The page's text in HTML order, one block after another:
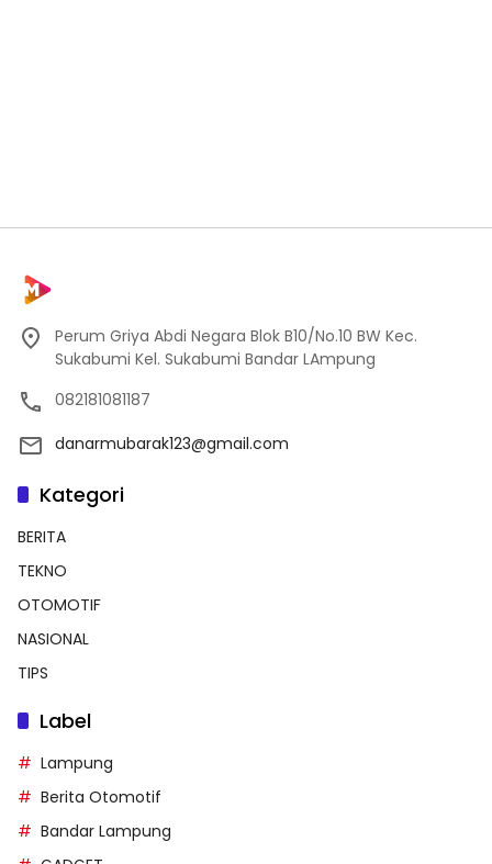
Perum Griya Abdi Negara Blok B10/No.10 BW Kec.
Sukabumi Kel. Sukabumi Bandar LAmpung
082181081187
danarmubarak123@gmail.com
Kategori
BERITA
TEKNO
OTOMOTIF
NASIONAL
TIPS
Label
Lampung
Berita Otomotif
Bandar Lampung